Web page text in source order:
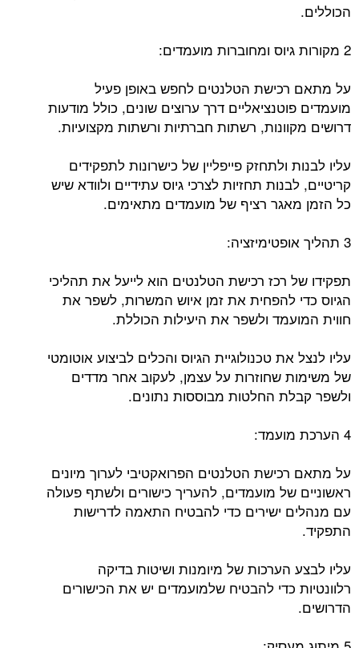
הכוללים.
2 מקורות גיוס ומחוברות מועמדים:
על מתאם רכישת הטלנטים לחפש באופן פעיל
מועמדים פוטנציאליים דרך ערוצים שונים, כולל מודעות
דרושים מקוונות, רשתות חברתיות ורשתות מקצועיות.
עליו לבנות ולתחזק פייפליין של כישרונות לתפקידים
קריטיים, לבנות תחזיות לצרכי גיוס עתידיים ולוודא שיש
כל הזמן מאגר רציף של מועמדים מתאימים.
3 תהליך אופטימיזציה:
תפקידו של רכז רכישת הטלנטים הוא לייעל את תהליכי
הגיוס כדי להפחית את זמן איוש המשרות, לשפר את
חווית המועמד ולשפר את היעילות הכוללת.
עליו לנצל את טכנולוגיית הגיוס והכלים לביצוע אוטומטי
של משימות שחוזרות על עצמן, לעקוב אחר מדדים
ולשפר קבלת החלטות מבוססות נתונים.
4 הערכת מועמד:
על מתאם רכישת הטלנטים הפרואקטיבי לערוך מיונים
ראשוניים של מועמדים, להעריך כישורים ולשתף פעולה
עם מנהלים ישירים כדי להבטיח התאמה לדרישות
התפקיד.
עליו לבצע הערכות של מיומנות ושיטות בדיקה
רלוונטיות כדי להבטיח שלמועמדים יש את הכישורים
הדרושים.